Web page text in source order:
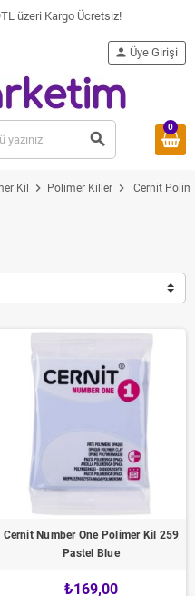
üzeri Kargo Ücretsiz!
search
person Üye Girişi
0
Kil chevron_right Polimer Killer chevron_right Cernit
Cernit Number One Polimer Kil 259
Pastel Blue
₺169,00